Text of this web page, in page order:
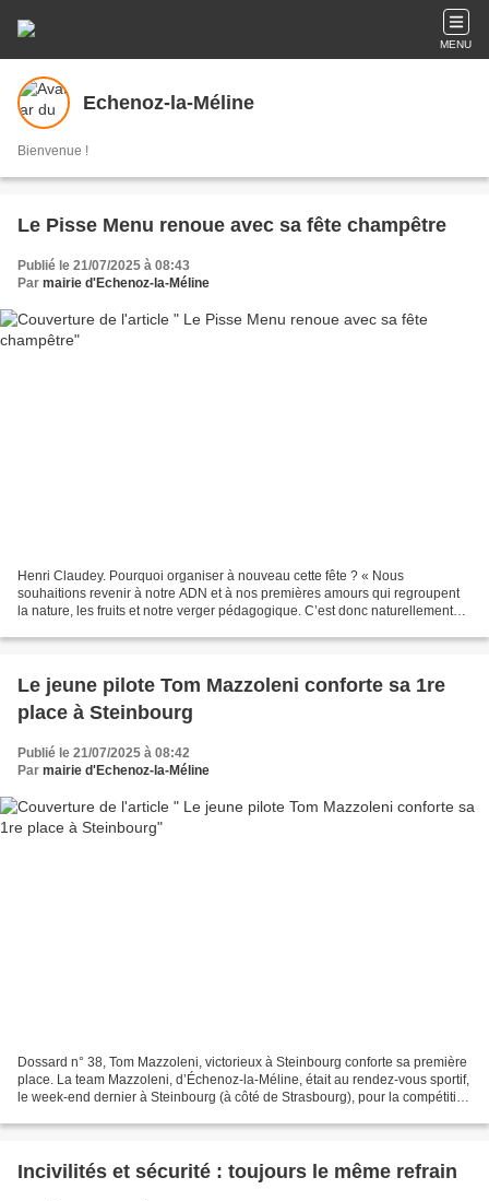
MENU
Echenoz-la-Méline
Bienvenue !
Le Pisse Menu renoue avec sa fête champêtre
Publié le 21/07/2025 à 08:43
Par mairie d'Echenoz-la-Méline
Henri Claudey. Pourquoi organiser à nouveau cette fête ? « Nous
souhaitions revenir à notre ADN et à nos premières amours qui regroupent
la nature, les fruits et notre verger pédagogique. C’est donc naturellement
Le jeune pilote Tom Mazzoleni conforte sa 1re
place à Steinbourg
Publié le 21/07/2025 à 08:42
Par mairie d'Echenoz-la-Méline
Dossard n° 38, Tom Mazzoleni, victorieux à Steinbourg conforte sa première
place. La team Mazzoleni, d’Échenoz-la-Méline, était au rendez-vous sportif,
le week-end dernier à Steinbourg (à côté de Strasbourg), pour la compétition
Incivilités et sécurité : toujours le même refrain